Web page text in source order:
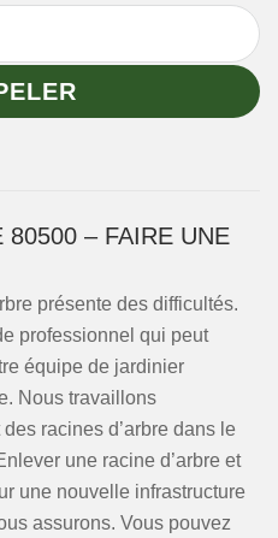
80500 – FAIRE UNE
présente des difficultés.
professionnel qui peut
équipe de jardinier
Nous travaillons
racines d’arbre dans le
une racine d’arbre et
une nouvelle infrastructure
assurons. Vous pouvez